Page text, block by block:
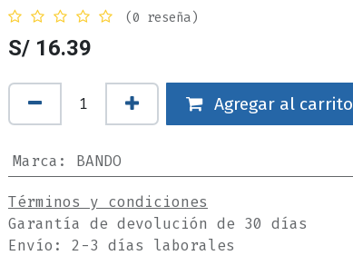
(0 reseña)
S/ 16.39
Agregar al carrito
Marca : BANDO
Términos y condiciones
Garantía de devolución de 30 días
Envío: 2-3 días laborales